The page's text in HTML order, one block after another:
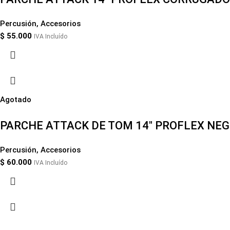
Percusión, Accesorios
$ 55.000 IVA Incluído
Agotado
PARCHE ATTACK DE TOM 14″ PROFLEX
Percusión, Accesorios
$ 60.000 IVA Incluído